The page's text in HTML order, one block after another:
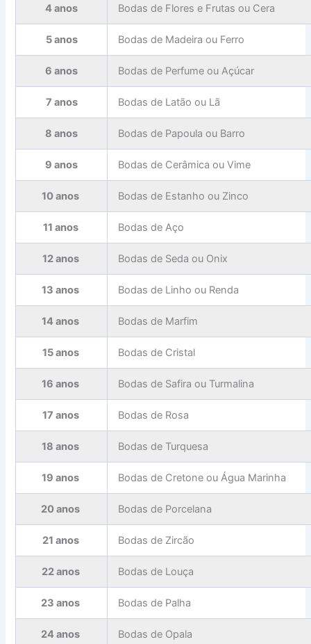
4 anos Bodas de Flores e Frutas ou Cera
5 anos Bodas de Madeira ou Ferro
6 anos Bodas de Perfume ou Açúcar
7 anos Bodas de Latão ou Lã
8 anos Bodas de Papoula ou Barro
9 anos Bodas de Cerâmica ou Vime
10 anos Bodas de Estanho ou Zinco
11 anos Bodas de Aço
12 anos Bodas de Seda ou Onix
13 anos Bodas de Linho ou Renda
14 anos Bodas de Marfim
15 anos Bodas de Cristal
16 anos Bodas de Safira ou Turmalina
17 anos Bodas de Rosa
18 anos Bodas de Turquesa
19 anos Bodas de Cretone ou Água Marinha
20 anos Bodas de Porcelana
21 anos Bodas de Zircão
22 anos Bodas de Louça
23 anos Bodas de Palha
24 anos Bodas de Opala